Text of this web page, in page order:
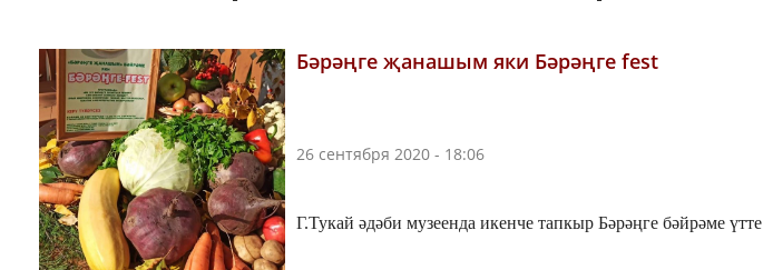
Бәрәңге җанашым яки Бәрәңге fest
26 сентября 2020 - 18:06
Г.Тукай әдәби музеенда икенче тапкыр Бәрәңге бәйрәме үтте